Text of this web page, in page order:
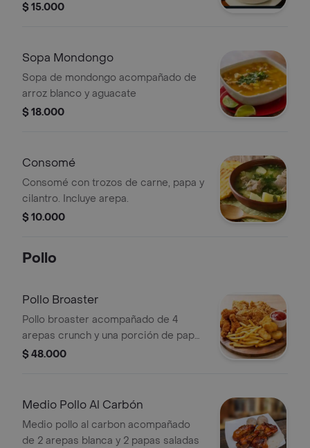
$ 15.000
Sopa Mondongo
Sopa de mondongo acompañado de
arroz blanco y aguacate
$ 18.000
Consomé
Consomé con trozos de carne, papa y
cilantro. Incluye arepa.
$ 10.000
Pollo
Pollo Broaster
Pollo broaster acompañado de 4
arepas crunch y una porción de papa
francesa.
$ 48.000
Medio Pollo Al Carbón
Medio pollo al carbon acompañado
de 2 arepas blanca y 2 papas saladas